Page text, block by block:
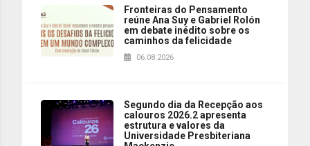
Fronteiras do Pensamento
reúne Ana Suy e Gabriel Rolón
em debate inédito sobre os
caminhos da felicidade
06.08.2026
Segundo dia da Recepção aos
calouros 2026.2 apresenta
estrutura e valores da
Universidade Presbiteriana